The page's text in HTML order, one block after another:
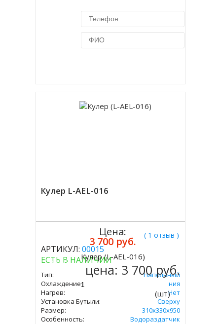
Кулер L-AEL-016
( 1 отзыв )
АРТИКУЛ: 00015
ЕСТЬ В НАЛИЧИИ
Тип:
Напольный
Охлаждение:
Без Охлаждения
Нагрев:
Нет
Установка Бутыли:
Сверху
Размер:
310х330х950
Особенность:
Водораздатчик
Цена:
3 700 руб.
Купить
Кулер (L-AEL-016)
цена: 3 700 руб.
(шт)